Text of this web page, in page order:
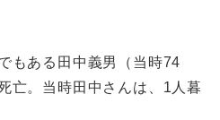
もある田中義男（当時74
亡。当時田中さんは、1人暮